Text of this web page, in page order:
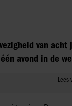
van
avond in de